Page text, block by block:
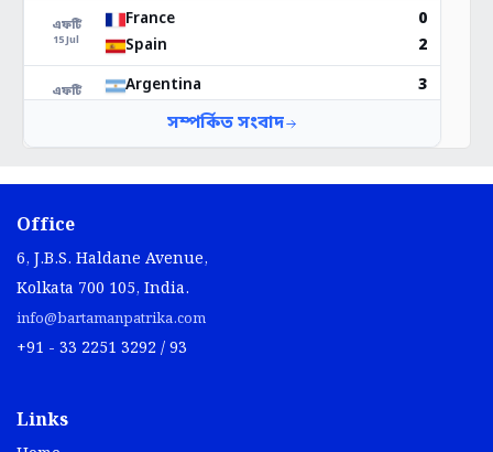
Office
6, J.B.S. Haldane Avenue,
Kolkata 700 105, India.
info@bartamanpatrika.com
+91 - 33 2251 3292 / 93
Links